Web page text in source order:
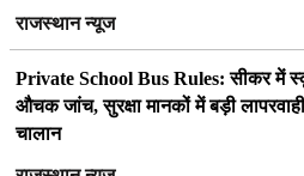
राजस्थान न्यूज
Private School Bus Rules: सीकर में
औचक जांच, सुरक्षा मानकों में बड़ी
चालान